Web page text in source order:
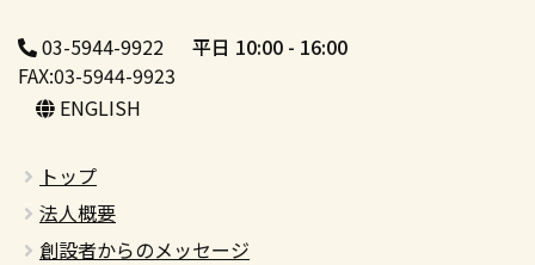
03-5944-9922
平日 10:00 - 16:00
FAX:03-5944-9923
ENGLISH
トップ
法人概要
創設者からのメッセージ